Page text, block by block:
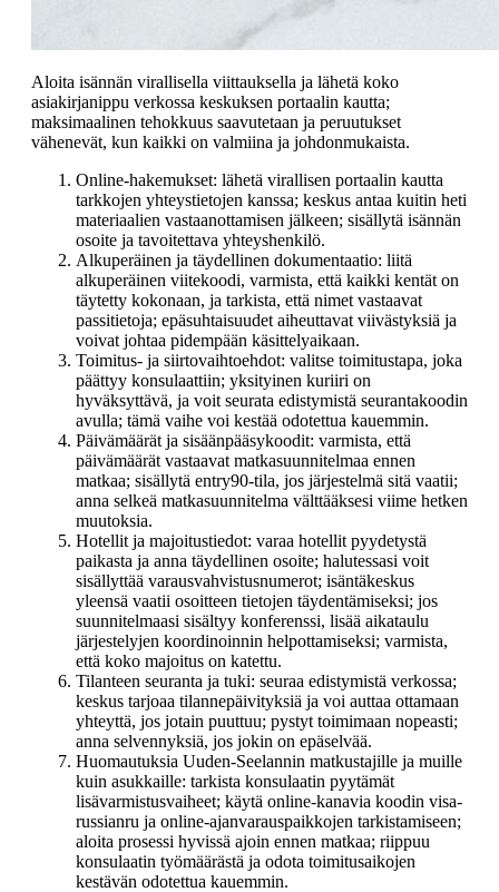
Aloita isännän virallisella viittauksella ja lähetä koko
asiakirjanippu verkossa keskuksen portaalin kautta;
maksimaalinen tehokkuus saavutetaan ja peruutukset
vähenevät, kun kaikki on valmiina ja johdonmukaista.
Online-hakemukset: lähetä virallisen portaalin kautta
tarkkojen yhteystietojen kanssa; keskus antaa kuitin heti
materiaalien vastaanottamisen jälkeen; sisällytä isännän
osoite ja tavoitettava yhteyshenkilö.
Alkuperäinen ja täydellinen dokumentaatio: liitä
alkuperäinen viitekoodi, varmista, että kaikki kentät on
täytetty kokonaan, ja tarkista, että nimet vastaavat
passitietoja; epäsuhtaisuudet aiheuttavat viivästyksiä ja
voivat johtaa pidempään käsittelyaikaan.
Toimitus- ja siirtovaihtoehdot: valitse toimitustapa, joka
päättyy konsulaattiin; yksityinen kuriiri on
hyväksyttävä, ja voit seurata edistymistä seurantakoodin
avulla; tämä vaihe voi kestää odotettua kauemmin.
Päivämäärät ja sisäänpääsykoodit: varmista, että
päivämäärät vastaavat matkasuunnitelmaa ennen
matkaa; sisällytä entry90-tila, jos järjestelmä sitä vaatii;
anna selkeä matkasuunnitelma välttääksesi viime hetken
muutoksia.
Hotellit ja majoitustiedot: varaa hotellit pyydetystä
paikasta ja anna täydellinen osoite; halutessasi voit
sisällyttää varausvahvistusnumerot; isäntäkeskus
yleensä vaatii osoitteen tietojen täydentämiseksi; jos
suunnitelmaasi sisältyy konferenssi, lisää aikataulu
järjestelyjen koordinoinnin helpottamiseksi; varmista,
että koko majoitus on katettu.
Tilanteen seuranta ja tuki: seuraa edistymistä verkossa;
keskus tarjoaa tilannepäivityksiä ja voi auttaa ottamaan
yhteyttä, jos jotain puuttuu; pystyt toimimaan nopeasti;
anna selvennyksiä, jos jokin on epäselvää.
Huomautuksia Uuden-Seelannin matkustajille ja muille
kuin asukkaille: tarkista konsulaatin pyytämät
lisävarmistusvaiheet; käytä online-kanavia koodin visa-
russianru ja online-ajanvarauspaikkojen tarkistamiseen;
aloita prosessi hyvissä ajoin ennen matkaa; riippuu
konsulaatin työmäärästä ja odota toimitusaikojen
kestävän odotettua kauemmin.